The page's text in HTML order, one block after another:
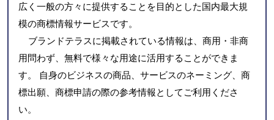
広く一般の方々に提供することを目的とした国内最大規
模の商標情報サービスです。
ブランドテラスに掲載されている情報は、商用・非商
用問わず、無料で様々な用途に活用することができま
す。 自身のビジネスの商品、サービスのネーミング、商
標出願、商標申請の際の参考情報としてご利用くださ
い。